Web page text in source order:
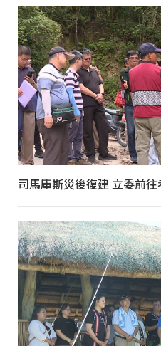
司馬庫斯災後復建 立委前